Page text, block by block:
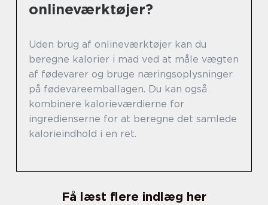
onlineværktøjer?
Uden brug af onlineværktøjer kan du
beregne kalorier i mad ved at måle vægten
af fødevarer og bruge næringsoplysninger
på fødevareemballagen. Du kan også
kombinere kalorieværdierne for
ingredienserne for at beregne det samlede
kalorieindhold i en ret.
Få læst flere indlæg her